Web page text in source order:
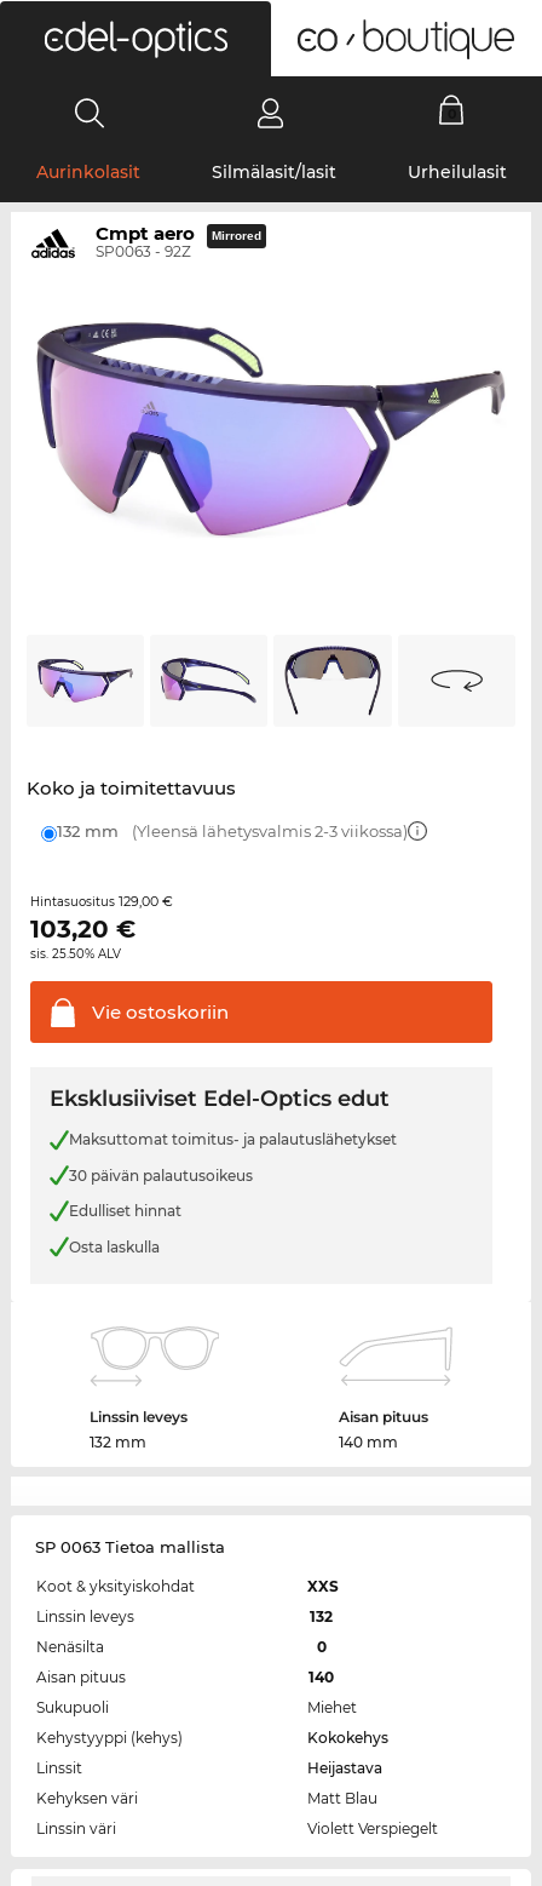
Aurinkolasit Silmälasit/lasit Urheilulasit
Cmpt aero
SP0063 - 92Z
Mirrored
Koko ja toimitettavuus
132 mm (Yleensä lähetysvalmis 2-3 viikossa)
Hintasuositus 129,00 €
103,20 €
sis. 25.50% ALV
Vieostoskoriin
Eksklusiiviset Edel-Optics edut
Maksuttomat toimitus- ja palautuslähetykset
30 päivän palautusoikeus
Edulliset hinnat
Osta laskulla
Linssin leveys
132 mm
Aisan pituus
140 mm
SP 0063 Tietoa mallista
Koot & yksityiskohdat
XXS
Linssin leveys
132
Nenäsilta
0
Aisan pituus
140
Sukupuoli
Miehet
Kehystyyppi (kehys)
Kokokehys
Linssit
Heijastava
Kehyksen väri
Matt Blau
Linssin väri
Violett Verspiegelt